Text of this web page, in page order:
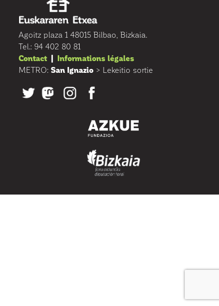
Agoitz plaza 1 48015 Bilbao, Bizkaia.
Tel.: 94 402 80 81
Contact| Informations légales
METRO: San Ignazio > Lekeitio sortie